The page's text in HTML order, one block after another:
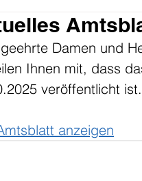
Damen und
Ihnen mit, dass
veröffentlicht ist.
anzeigen